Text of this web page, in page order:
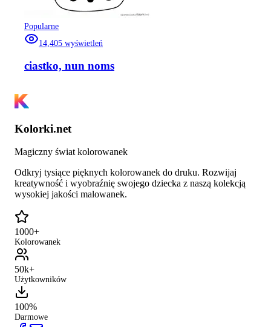
Popularne
14,405 wyświetleń
ciastko, nun noms
Kolorki.net
Magiczny świat kolorowanek
Odkryj tysiące pięknych kolorowanek do druku. Rozwijaj
kreatywność i wyobraźnię swojego dziecka z naszą kolekcją
wysokiej jakości malowanek.
1000+
Kolorowanek
50k+
Użytkowników
100%
Darmowe